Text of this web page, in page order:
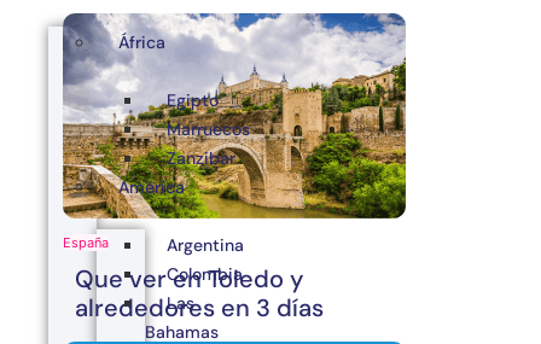
España
Que ver en Toledo y
alrededores en 3 días
África
Egipto
Marruecos
Zanzibar
América
Argentina
Colombia
Las
Bahamas